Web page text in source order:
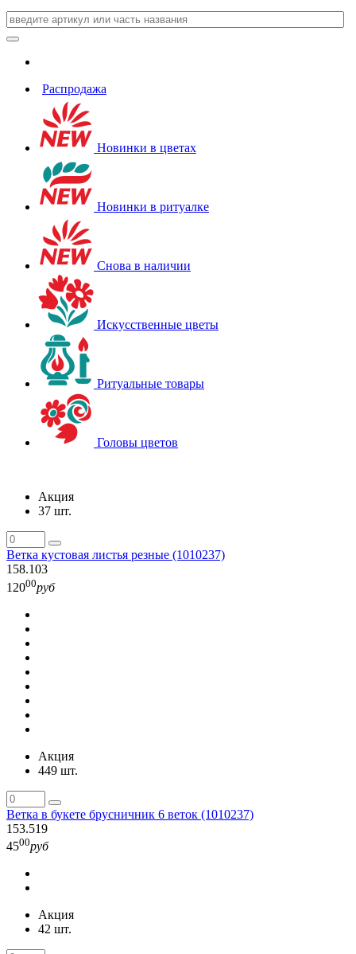
Распродажа
Новинки в цветах
Новинки в ритуалке
Снова в наличии
Искусственные цветы
Ритуальные товары
Головы цветов
Акция
37 шт.
Ветка кустовая листья резные (1010237)
158.103
12000руб
Акция
449 шт.
Ветка в букете брусничник 6 веток (1010237)
153.519
4500руб
Акция
42 шт.